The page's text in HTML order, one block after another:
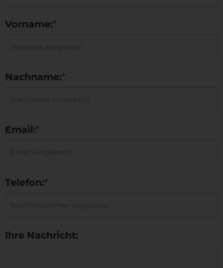
Vorname:*
Nachname:*
Email:*
Telefon:*
Ihre Nachricht: